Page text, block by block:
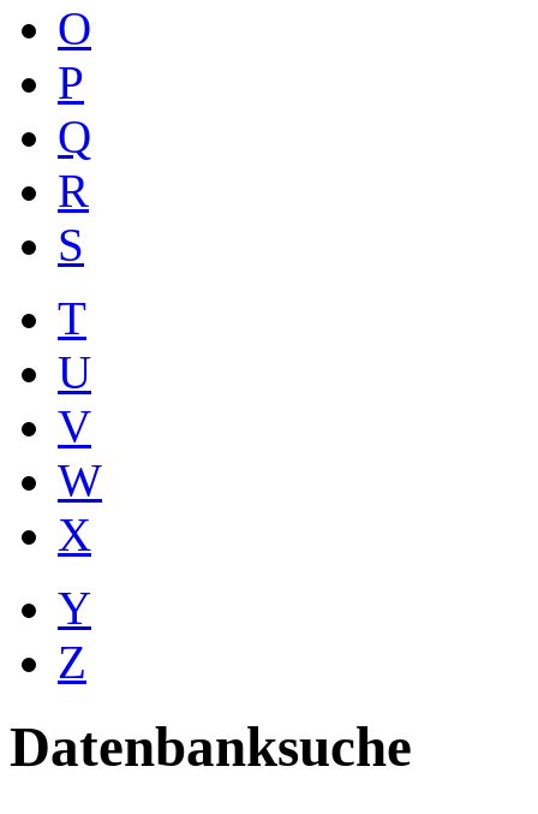
O
P
Q
R
S
T
U
V
W
X
Y
Z
Datenbanksuche